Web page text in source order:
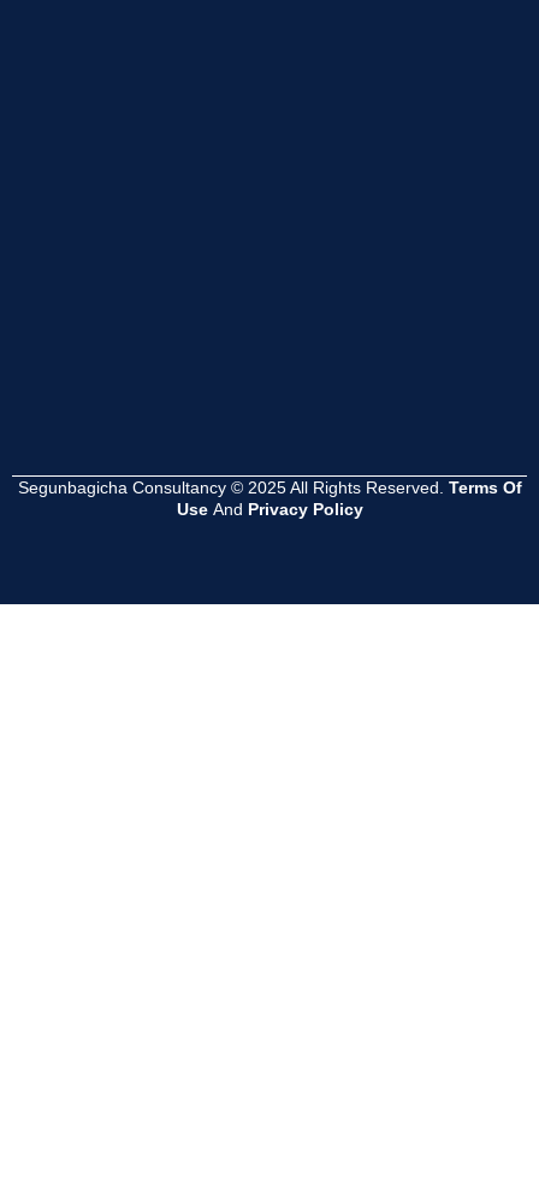
Segunbagicha Consultancy © 2025 All Rights Reserved. Terms Of
Use And Privacy Policy